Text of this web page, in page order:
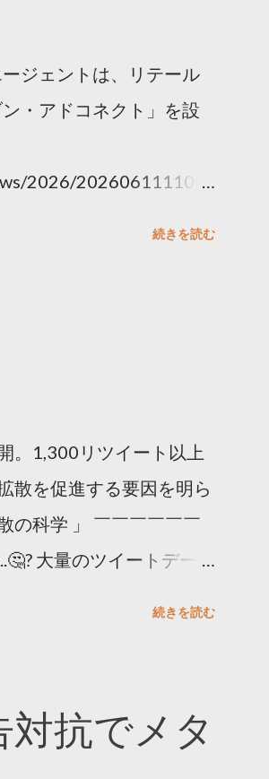
ジェントは、リテール
・アドコネクト」を設
2026/202606111100.
続きを読む
。1,300リツイート以上
散を促進する要因を明ら
科学 」 ￣￣￣￣￣￣
大量のツイートデータ
続きを読む
抗でメタ